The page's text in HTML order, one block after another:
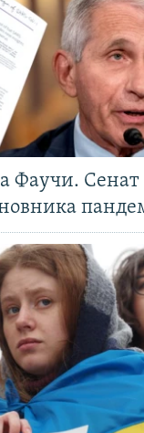
Фаучи.